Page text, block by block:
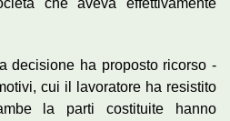
decisione ha proposto ricorso -
cui il lavoratore ha resistito
la parti costituite hanno